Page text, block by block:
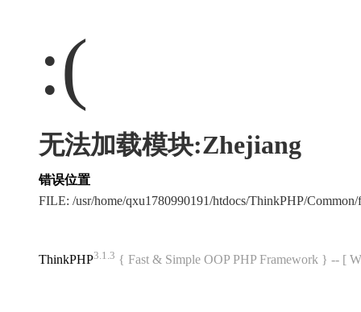
:(
无法加载模块:Zhejiang
错误位置
FILE: /usr/home/qxu1780990191/htdocs/ThinkPHP/
ThinkPHP3.1.3 { Fast & Simple OOP PHP Framework } -- [